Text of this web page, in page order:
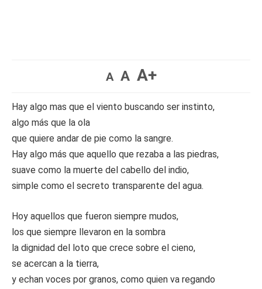
A A A+
Hay algo mas que el viento buscando ser instinto,
algo más que la ola
que quiere andar de pie como la sangre.
Hay algo más que aquello que rezaba a las piedras,
suave como la muerte del cabello del indio,
simple como el secreto transparente del agua.
Hoy aquellos que fueron siempre mudos,
los que siempre llevaron en la sombra
la dignidad del loto que crece sobre el cieno,
se acercan a la tierra,
y echan voces por granos, como quien va regando